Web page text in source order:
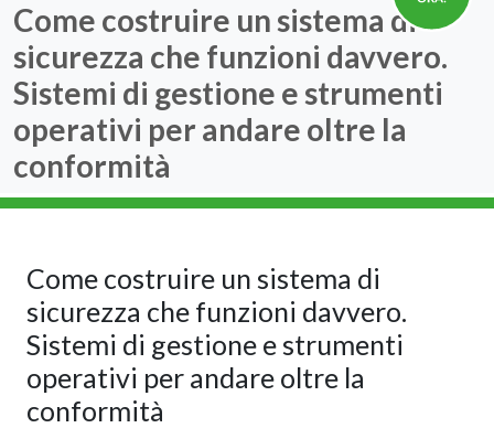
Come costruire un sistema di
sicurezza che funzioni davvero.
Sistemi di gestione e strumenti
operativi per andare oltre la
conformità
Come costruire un sistema di
sicurezza che funzioni davvero.
Sistemi di gestione e strumenti
operativi per andare oltre la
conformità